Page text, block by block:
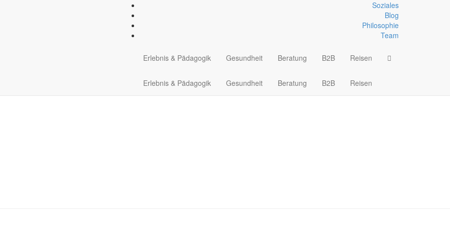
Soziales
Blog
Philosophie
Team
Erlebnis & Pädagogik Gesundheit Beratung B2B Reisen
Erlebnis & Pädagogik Gesundheit Beratung B2B Reisen
Neopren-Socken, ev. Neoprenhandschuhe- und Mütze